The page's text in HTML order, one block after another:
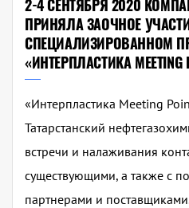
2-4 СЕНТЯБРЯ 2020
ПРИНЯЛА ЗАОЧНОЕ
СПЕЦИАЛИЗИРОВАННОМ
«ИНТЕРПЛАСТИКА MEETING
«Интерпластика Meeting
Татарстанский
встречи и налаживания
существующими, а также с
партнерами и